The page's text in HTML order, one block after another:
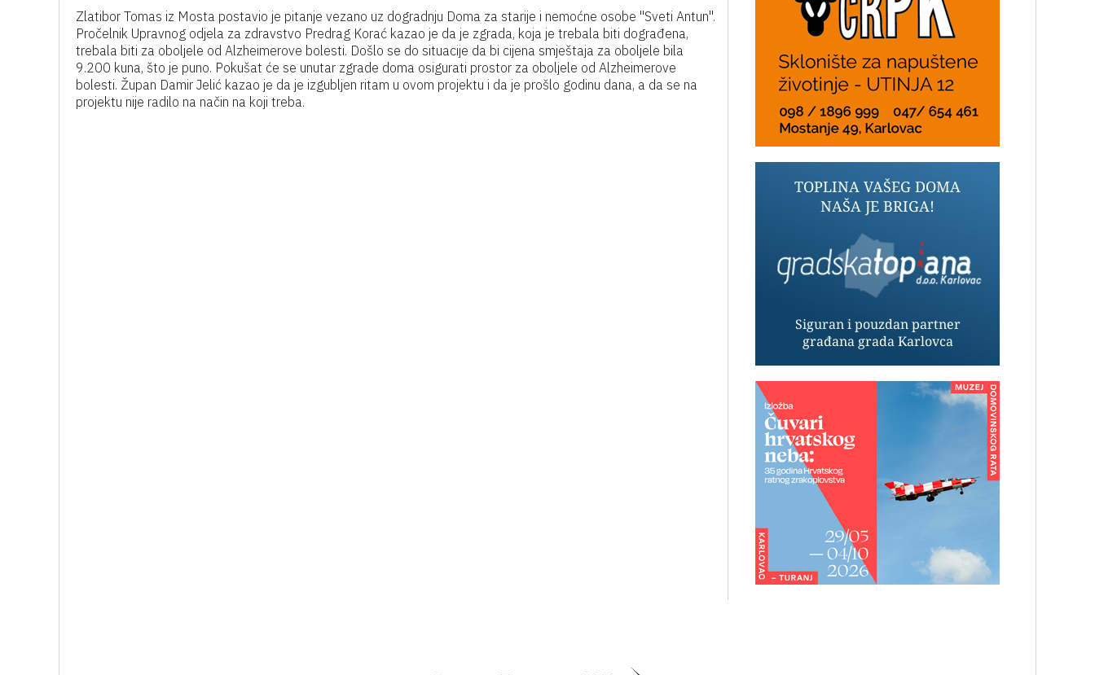
Zlatibor Tomas iz Mosta postavio je pitanje vezano uz dogradnju Doma za starije i nemoćne osobe "Sveti Antun".
Pročelnik Upravnog odjela za zdravstvo Predrag Korać kazao je da je zgrada, koja je trebala biti dograđena,
trebala biti za oboljele od Alzheimerove bolesti. Došlo se do situacije da bi cijena smještaja za oboljele bila
9.200 kuna, što je puno. Pokušat će se unutar zgrade doma osigurati prostor za oboljele od Alzheimerove
bolesti. Župan Damir Jelić kazao je da je izgubljen ritam u ovom projektu i da je prošlo godinu dana, a da se na
projektu nije radilo na način na koji treba.